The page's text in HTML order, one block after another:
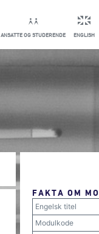
ANSATTE OG STUDERENDE ENGLISH
FAKTA OM
Engelsk titel
Modulkode